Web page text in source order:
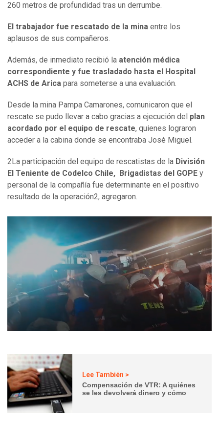
260 metros de profundidad tras un derrumbe.
El trabajador fue rescatado de la mina entre los
aplausos de sus compañeros.
Además, de inmediato recibió la atención médica
correspondiente y fue trasladado hasta el Hospital
ACHS de Arica para someterse a una evaluación.
Desde la mina Pampa Camarones, comunicaron que el
rescate se pudo llevar a cabo gracias a ejecución del plan
acordado por el equipo de rescate, quienes lograron
acceder a la cabina donde se encontraba José Miguel.
2La participación del equipo de rescatistas de la División
El Teniente de Codelco Chile, Brigadistas del GOPE y
personal de la compañía fue determinante en el positivo
resultado de la operación2, agregaron.
Lee También >
Compensación de VTR: A quiénes
se les devolverá dinero y cómo